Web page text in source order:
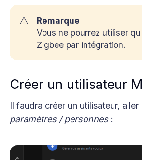
⚠️
Remarque
Vous ne pourrez utiliser
Zigbee par intégration.
Créer un utilisateur
Il faudra créer un utilisateur, aller
paramètres / personnes :